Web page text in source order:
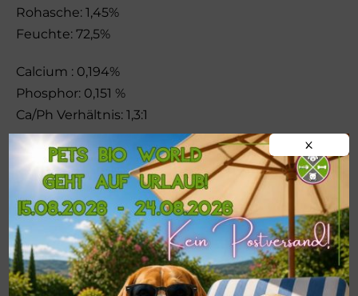
Rohasche: 1,45%
Feuchte: 72,5%
Calcium : 0,194%
Phosphor: 0,151 %
Ca/Ph Verhältnis: 1,3:1
Vitamin D: 250 IE/kg
Jod: 0,51 mcg/kg
122 kcal pro 100 g
Bindemittel: Johannisbrotkernmehl
Lagerung:
X